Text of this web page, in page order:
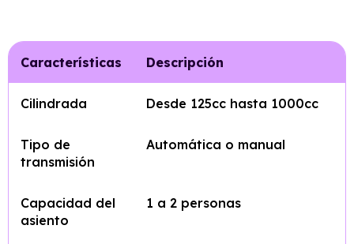
Características Descripción
Cilindrada Desde 125cc hasta 1000cc
Tipo de
transmisión
Automática o manual
Capacidad del
asiento
1 a 2 personas